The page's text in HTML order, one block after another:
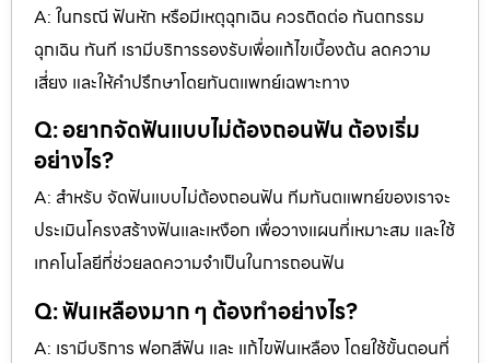
A: ในกรณี ฟันหัก หรือมีเหตุฉุกเฉิน ควรติดต่อ ทันตกรรม
ฉุกเฉิน ทันที เรามีบริการรองรับเพื่อแก้ไขเบื้องต้น ลดความ
เสี่ยง และให้คำปรึกษาโดยทันตแพทย์เฉพาะทาง
Q: อยากจัดฟันแบบไม่ต้องถอนฟัน ต้องเริ่ม
อย่างไร?
A: สำหรับ จัดฟันแบบไม่ต้องถอนฟัน ทีมทันตแพทย์ของเราจะ
ประเมินโครงสร้างฟันและเหงือก เพื่อวางแผนที่เหมาะสม และใช้
เทคโนโลยีที่ช่วยลดความจำเป็นในการถอนฟัน
Q: ฟันเหลืองมาก ๆ ต้องทำอย่างไร?
A: เรามีบริการ ฟอกสีฟัน และ แก้ไขฟันเหลือง โดยใช้ขั้นตอนที่